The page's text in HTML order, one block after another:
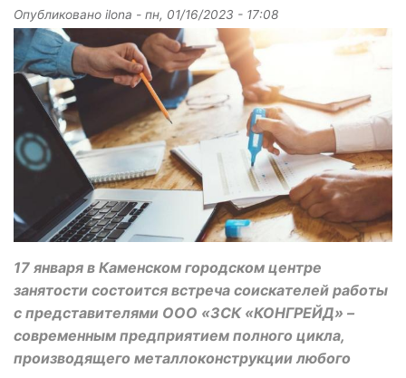
Опубликовано ilona - пн, 01/16/2023 - 17:08
17 января в Каменском городском центре
занятости состоится встреча соискателей работы
с представителями ООО «ЗСК «КОНГРЕЙД» –
современным предприятием полного цикла,
производящего металлоконструкции любого